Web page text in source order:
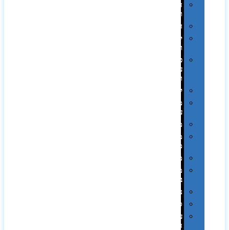
הוקרה
ואומנות
חגים
יין
ומארזים
כלי
עבודה
ופנסים
למטבח
מוצרי
עור
מחברות
מחזיקי
מפתחות
משחקים
מתנה
בפחית
נסיעות
ספורט
על
השולחן…